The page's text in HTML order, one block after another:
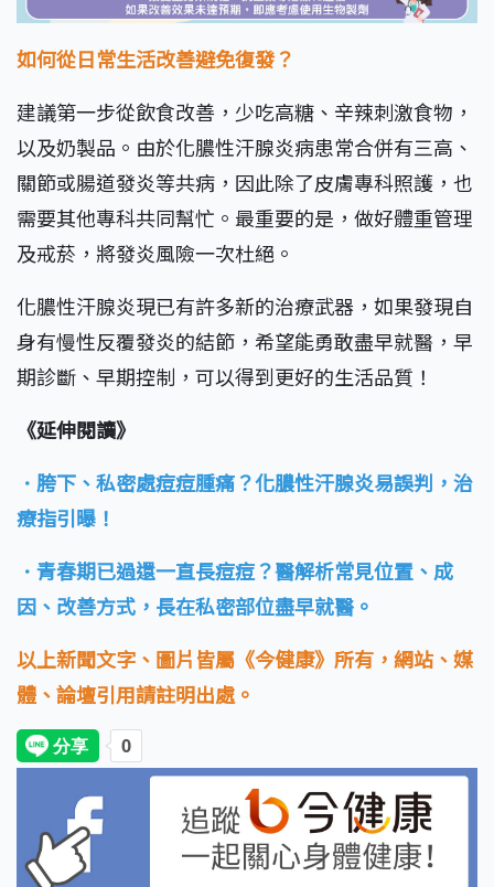
如何從日常生活改善避免復發？
建議第一步從飲食改善，少吃高糖、辛辣刺激食物，
以及奶製品。由於化膿性汗腺炎病患常合併有三高、
關節或腸道發炎等共病，因此除了皮膚專科照護，也
需要其他專科共同幫忙。最重要的是，做好體重管理
及戒菸，將發炎風險一次杜絕。
化膿性汗腺炎現已有許多新的治療武器，如果發現自
身有慢性反覆發炎的結節，希望能勇敢盡早就醫，早
期診斷、早期控制，可以得到更好的生活品質！
《延伸閱讀》
．胯下、私密處痘痘腫痛？化膿性汗腺炎易誤判，治
療指引曝！
．青春期已過還一直長痘痘？醫解析常見位置、成
因、改善方式，長在私密部位盡早就醫。
以上新聞文字、圖片皆屬《今健康》所有，網站、媒
體、論壇引用請註明出處。